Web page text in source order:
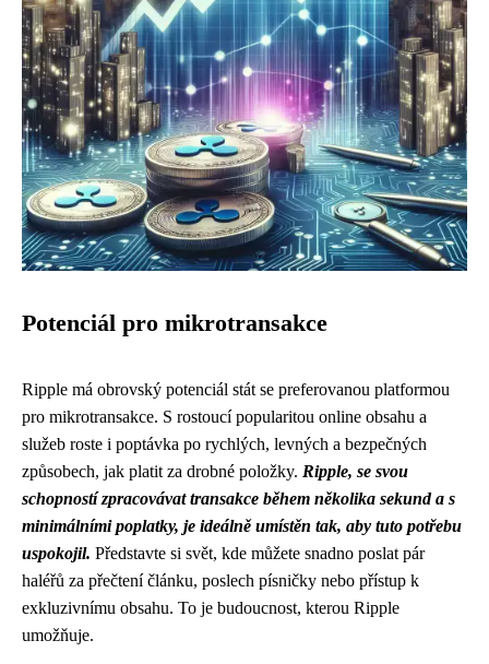
Potenciál pro mikrotransakce
Ripple má obrovský potenciál stát se preferovanou platformou
pro mikrotransakce. S rostoucí popularitou online obsahu a
služeb roste i poptávka po rychlých, levných a bezpečných
způsobech, jak platit za drobné položky. Ripple, se svou
schopností zpracovávat transakce během několika sekund a s
minimálními poplatky, je ideálně umístěn tak, aby tuto potřebu
uspokojil. Představte si svět, kde můžete snadno poslat pár
haléřů za přečtení článku, poslech písničky nebo přístup k
exkluzivnímu obsahu. To je budoucnost, kterou Ripple
umožňuje.